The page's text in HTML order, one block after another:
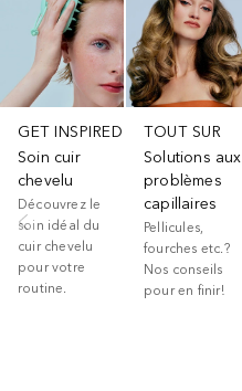
GET INSPIRED
Soin cuir
chevelu
Découvrez le
soin idéal du
cuir chevelu
pour votre
routine.
TOUT SUR
Solutions aux
problèmes
capillaires
Pellicules,
fourches etc.?
Nos conseils
pour en finir!